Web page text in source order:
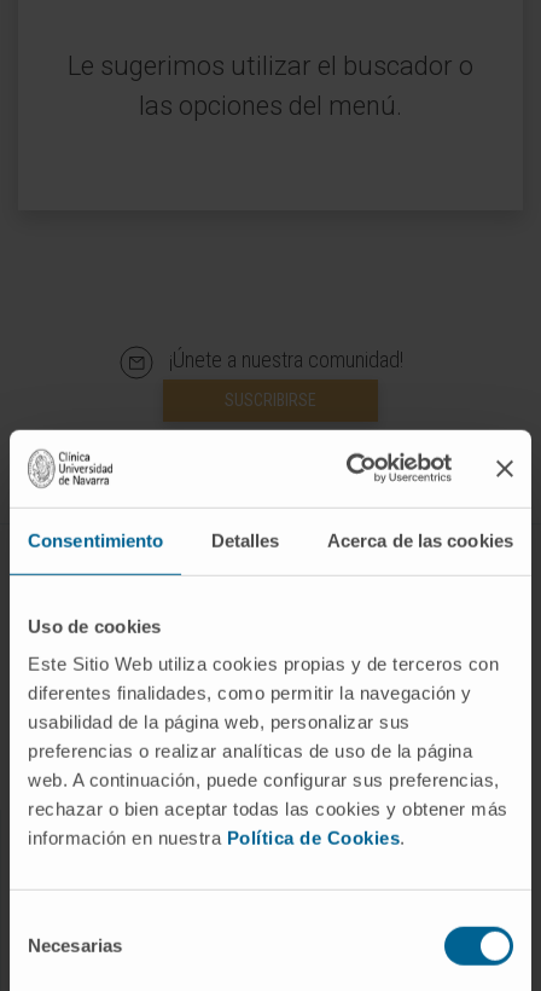
Consentimiento Detalles Acerca de las cookies
Uso de cookies
Este Sitio Web utiliza cookies propias y de terceros con
diferentes finalidades, como permitir la navegación y
usabilidad de la página web, personalizar sus
preferencias o realizar analíticas de uso de la página
web. A continuación, puede configurar sus preferencias,
rechazar o bien aceptar todas las cookies y obtener más
información en nuestra Política de Cookies.
Necesarias
Le sugerimos utilizar el buscador o
las opciones del menú.
¡Únete a nuestra comunidad!
SUSCRIBIRSE
ENFERMEDADES Y TRATAMIENTOS
Enfermedades
Pruebas diagnósticas
Tratamientos
Cuidados en casa
Chequeos y salud
Conozca a los profesionales